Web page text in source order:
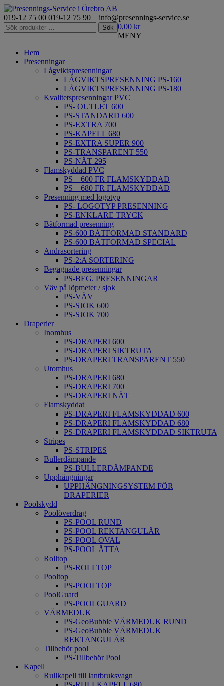
019-12 75 00 019-12 75 90 info@presennings-service.se
Sök
efter:
Sök 0,00 kr
MENY
Hem
Presenningar
Lågviktspresenningar
LÅGVIKTSPRESENNING PS-160
LÅGVIKTSPRESENNING PS-180
Kvalitetspresenningar PVC
PS- OUTLET 600
PS-STANDARD 600
PS-EXTRA 700
PS-KAPELL 680
PS-EXTRA SUPER 900
PS-TRANSPARENT 550
PS-NÄT 295
Flamskyddad PVC
PS – 600 FR FLAMSKYDDAD
PS – 680 FR FLAMSKYDDAD
Presenning med logotyp
PS- LOGOTYP PRESENNING
PS-ENKLARE TRYCK
Båtformad presenning
PS-600 BÅTFORMAD STANDARD
PS-600 BÅTFORMAD SPECIAL
Andrasortering
PS-2:A SORTERING
Begagnade presenningar
PS-BEG. PRESENNINGAR
Väv på löpmeter / sjok
PS-VÄV
PS-SJOK 600
PS-SJOK 700
Draperier
Inomhus
PS-DRAPERI 600
PS-DRAPERI SIKTRUTA
PS-DRAPERI TRANSPARENT 550
Utomhus
PS-DRAPERI 680
PS-DRAPERI 700
PS-DRAPERI NÄT
Flamskyddat
PS-DRAPERI FLAMSKYDDAD 600
PS-DRAPERI FLAMSKYDDAD 680
PS-DRAPERI FLAMSKYDDAD SIKTRUTA
Stripes
PS-STRIPES
Bullerdämpande
PS-BULLERDÄMPANDE
Upphängningar
UPPHÄNGNINGSYSTEM FÖR
DRAPERIER
Poolskydd
Poolöverdrag
PS-POOL RUND
PS-POOL REKTANGULÄR
PS-POOL OVAL
PS-POOL ÅTTA
Rolltop
PS-ROLLTOP
Pooltop
PS-POOLTOP
PoolGuard
PS-POOLGUARD
VÄRMEDUK
PS-GeoBubble VÄRMEDUK RUND
PS-GeoBubble VÄRMEDUK
REKTANGULÄR
Tillbehör pool
PS-Tillbehör Pool
Kapell
Rullkapell till lantbruksvagn